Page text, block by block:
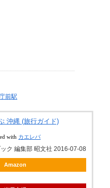
前駅
沖縄 (旅行ガイド)
with カエレバ
ク 編集部 昭文社 2016-07-08
Amazon